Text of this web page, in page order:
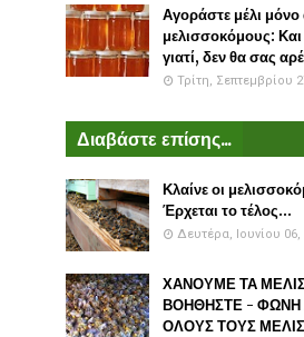
Αγοράστε μέλι
μελισσοκόμους: Και
γιατί, δεν θα σας
Τρίτη, Σεπτεμβρίου
Διαβάστε επίσης...
Κλαίνε οι
Έρχεται το τέλος...
Δευτέρα, Ιουνίου 06,
ΧΑΝΟΥΜΕ ΤΑ
ΒΟΗΘΗΣΤΕ - ΦΩΝΗ
ΟΛΟΥΣ ΤΟΥΣ